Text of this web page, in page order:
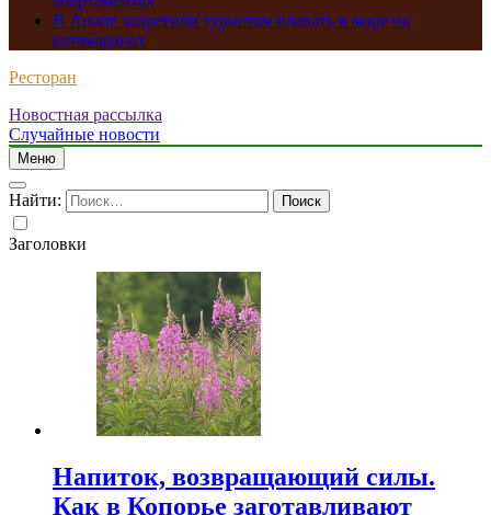
В Анапе запретили туристам плавать в море на
катамаранах
Ресторан
Новостная рассылка
Случайные новости
Меню
Найти:
Заголовки
Напиток, возвращающий силы.
Как в Копорье заготавливают